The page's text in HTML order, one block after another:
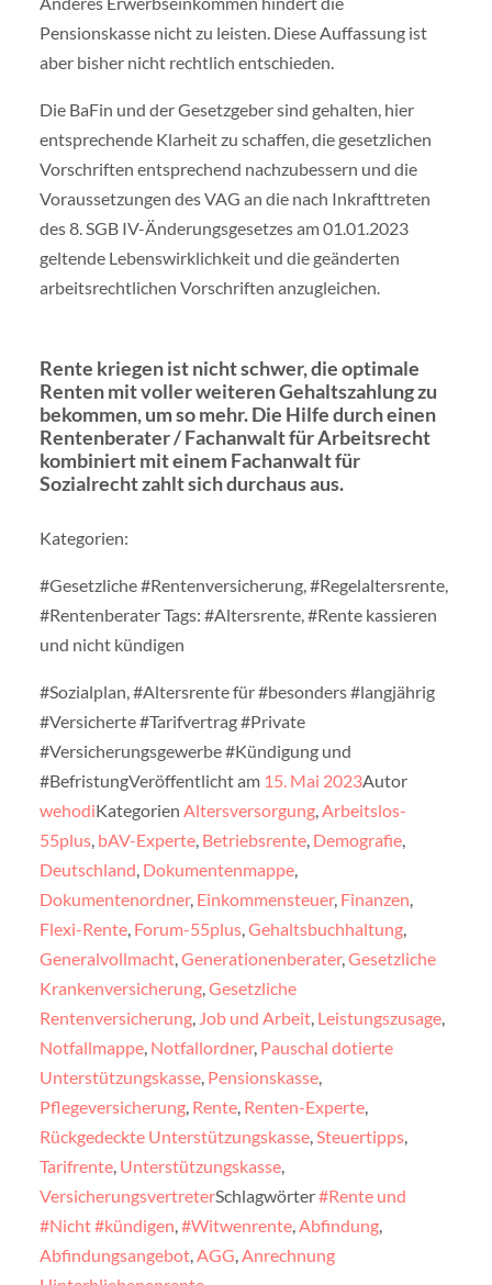
Pensionskasse nicht zu leisten. Diese Auffassung ist
aber bisher nicht rechtlich entschieden.
Die BaFin und der Gesetzgeber sind gehalten, hier
entsprechende Klarheit zu schaffen, die gesetzlichen
Vorschriften entsprechend nachzubessern und die
Voraussetzungen des VAG an die nach Inkrafttreten
des 8. SGB IV-Änderungsgesetzes am 01.01.2023
geltende Lebenswirklichkeit und die geänderten
arbeitsrechtlichen Vorschriften anzugleichen.
Rente kriegen ist nicht schwer, die optimale
Renten mit voller weiteren Gehaltszahlung zu
bekommen, um so mehr. Die Hilfe durch einen
Rentenberater / Fachanwalt für Arbeitsrecht
kombiniert mit einem Fachanwalt für
Sozialrecht zahlt sich durchaus aus.
Kategorien:
#Gesetzliche #Rentenversicherung, #Regelaltersrente,
#Rentenberater Tags: #Altersrente, #Rente kassieren
und nicht kündigen
#Sozialplan, #Altersrente für #besonders #langjährig
#Versicherte #Tarifvertrag #Private
#Versicherungsgewerbe #Kündigung und
#BefristungVeröffentlicht am 15. Mai 2023Autor
wehodiKategorien Altersversorgung,Arbeitslos-
55plus, bAV-Experte, Betriebsrente, Demografie,
Deutschland, Dokumentenmappe,
Dokumentenordner, Einkommensteuer, Finanzen,
Flexi-Rente, Forum-55plus,Gehaltsbuchhaltung,
Generalvollmacht,Generationenberater,Gesetzliche
Krankenversicherung,Gesetzliche
Rentenversicherung, Job und Arbeit, Leistungszusage,
Notfallmappe, Notfallordner, Pauschal dotierte
Unterstützungskasse, Pensionskasse,
Pflegeversicherung, Rente, Renten-Experte,
Rückgedeckte Unterstützungskasse,Steuertipps,
Tarifrente, Unterstützungskasse,
VersicherungsvertreterSchlagwörter#Rente und
#Nicht #kündigen,#Witwenrente,Abfindung,
Abfindungsangebot,AGG,Anrechnung